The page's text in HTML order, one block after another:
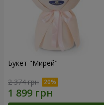
Букет "Мирей"
2 374 грн